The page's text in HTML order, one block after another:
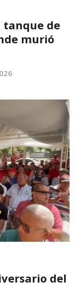
tanque de
murió
del